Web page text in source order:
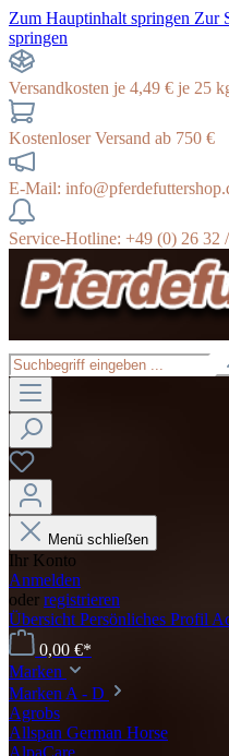
Zum Hauptinhalt springen Zur
springen
Versandkosten je 4,49 € je 25
Kostenloser Versand ab 750 €
E-Mail:
Service-Hotline: +49 (0) 26 32
Menü schließen
Ihr Konto
Anmelden
oder registrieren
Übersicht Persönliches Profil
0,00 €*
Marken
Marken A - D
Agrobs
Allspan German Horse